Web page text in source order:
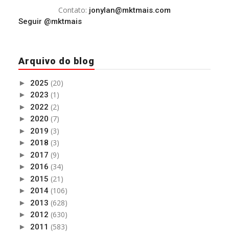
Contato: jonylan@mktmais.com
Seguir @mktmais
Arquivo do blog
► 2025 (20)
► 2023 (1)
► 2022 (2)
► 2020 (7)
► 2019 (3)
► 2018 (3)
► 2017 (9)
► 2016 (34)
► 2015 (21)
► 2014 (106)
► 2013 (628)
► 2012 (630)
► 2011 (583)